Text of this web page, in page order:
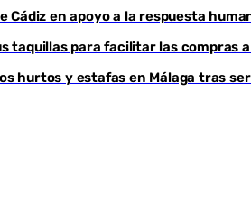
Cádiz en apoyo a la respuesta
taquillas para facilitar las compras
hurtos y estafas en Málaga tras